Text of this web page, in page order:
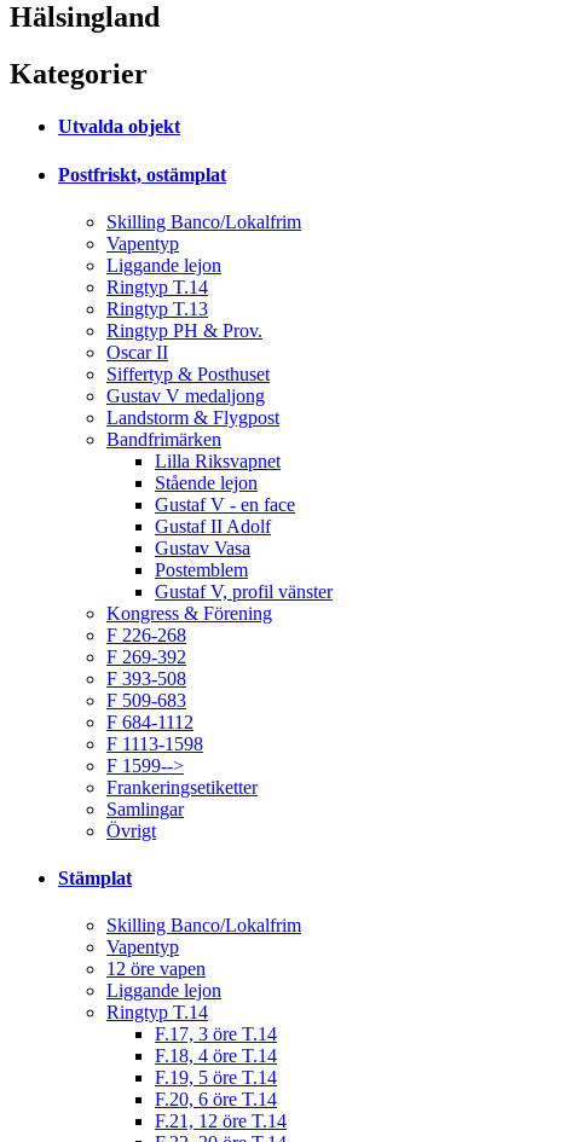
Hälsingland
Kategorier
Utvalda objekt
Postfriskt, ostämplat
Skilling Banco/Lokalfrim
Vapentyp
Liggande lejon
Ringtyp T.14
Ringtyp T.13
Ringtyp PH & Prov.
Oscar II
Siffertyp & Posthuset
Gustav V medaljong
Landstorm & Flygpost
Bandfrimärken
Lilla Riksvapnet
Stående lejon
Gustaf V - en face
Gustaf II Adolf
Gustav Vasa
Postemblem
Gustaf V, profil vänster
Kongress & Förening
F 226-268
F 269-392
F 393-508
F 509-683
F 684-1112
F 1113-1598
F 1599-->
Frankeringsetiketter
Samlingar
Övrigt
Stämplat
Skilling Banco/Lokalfrim
Vapentyp
12 öre vapen
Liggande lejon
Ringtyp T.14
F.17, 3 öre T.14
F.18, 4 öre T.14
F.19, 5 öre T.14
F.20, 6 öre T.14
F.21, 12 öre T.14